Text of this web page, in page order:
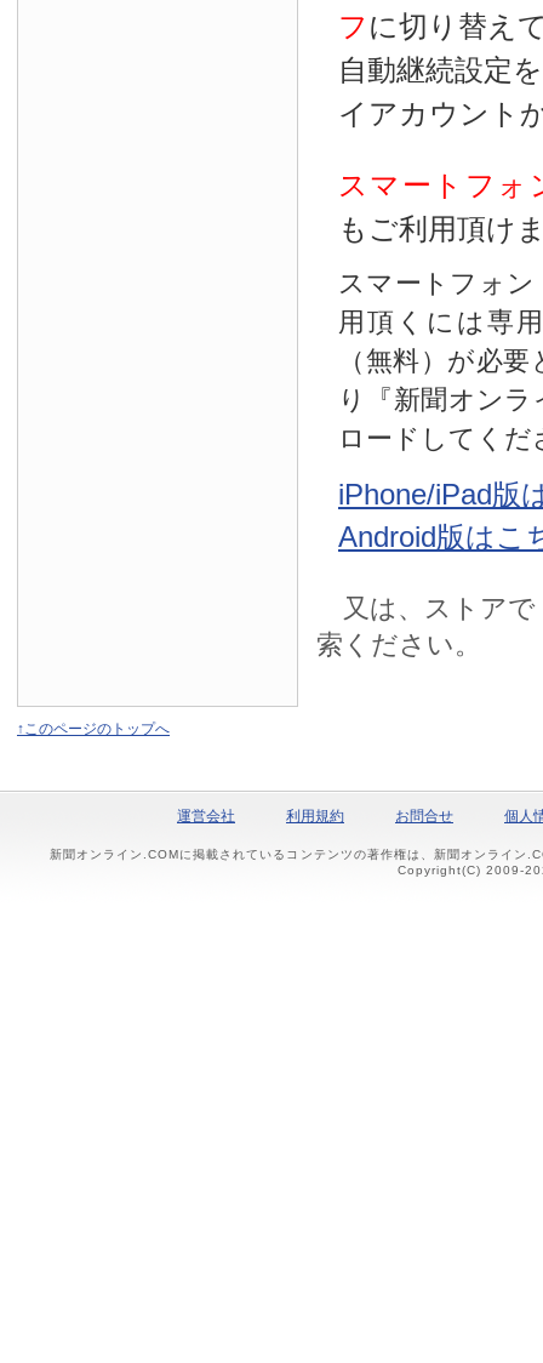
フ に切り替え
自動継続設定
イアカウント
スマートフォ
もご利用頂け
スマートフォ
用頂くには専
（無料）が必
り『新聞オン
ロードしてくだ
iPhone/iPad版
Android版はこ
又は、ストアで
索ください。
↑このページのトップへ
運営会社 利用規約 お問合せ 個人
新聞オンライン.COMに掲載されているコンテンツの著作権は、新聞オンライン
Copyright(C) 2009-